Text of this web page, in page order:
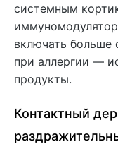
системным
включать больше
при аллергии —
продукты.
Контактный